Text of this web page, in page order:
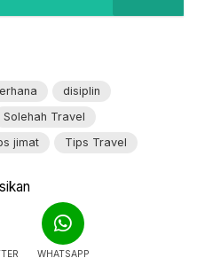
disiplin
Solehah Travel
jimat Tips Travel
WHATSAPP